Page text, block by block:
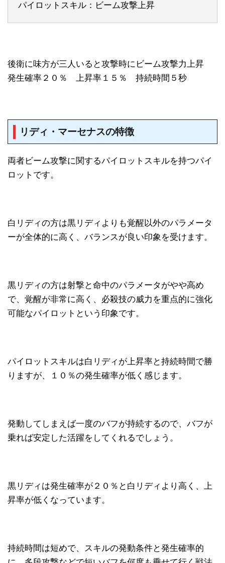
パイロットスキル：ビーム攻撃上昇
後衛に味方が三人いると攻撃時にビーム攻撃力上昇
発生確率２０％ 上昇率１５％ 持続時間５秒
リディ・マーセナスの特徴
両者ビーム攻撃に関するパイロットスキルを持つパイ
ロットです。
白リディの方は黒リディよりも覚醒以外のパラメータ
ーが全体的に高く、バランスが良い印象を受けます。
黒リディの方は射撃と命中のパラメータがやや高め
で、覚醒が非常に高く、必殺技の威力を重点的に強化
可能なパイロットという印象です。
パイロットスキルは白リディが上昇率と持続時間で勝
りますが、１０％の発生確率が低く感じます。
発動してしまえば一度のバフが持続するので、バフが
乗れば安定した活躍をしてくれるでしょう。
黒リディは発生確率が２０％と白リディより高く、上
昇率が低くなっています。
持続時間は短めで、スキルの発動条件と発生確率的